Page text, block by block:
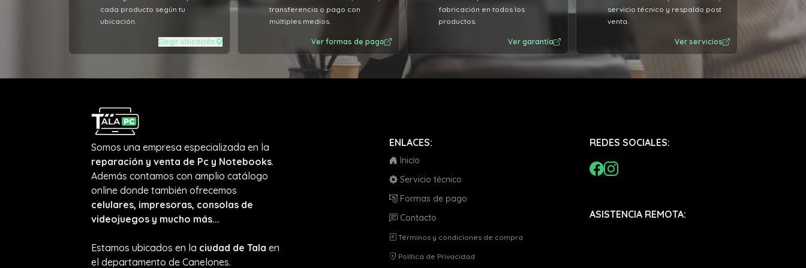
compra y con la atención que
brindan por eso los recomiendo
cada producto según tu
ubicación.
Elegir ubicación
transferencia o pago con
múltiples medios.
Ver formas de pago
fabricación en todos los
productos.
Ver garantía
servicio técnico y respaldo post
venta.
Ver servicios
Somos una empresa especializada en la
reparación y venta de Pc y Notebooks.
Además contamos con amplio catálogo
online donde también ofrecemos
celulares, impresoras, consolas de
videojuegos y mucho más...
Estamos ubicados en la ciudad de Tala en
el departamento de Canelones.
ENLACES:
Inicio
Servicio técnico
Formas de pago
Contacto
Términos y condiciones de compra
Política de Privacidad
REDES SOCIALES:
ASISTENCIA REMOTA: